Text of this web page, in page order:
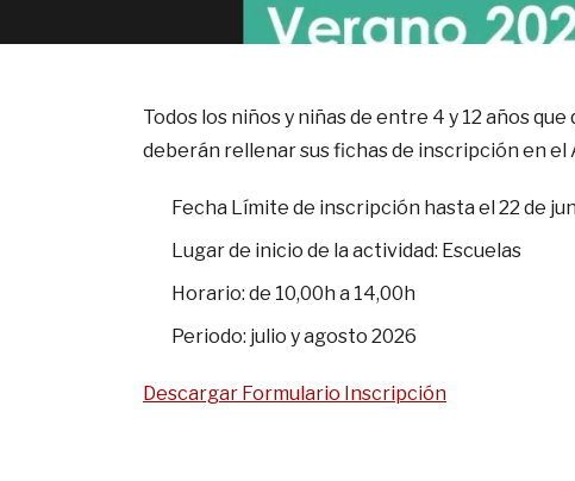
Todos los niños y niñas de entre 4 y 12 años
deberán rellenar sus fichas de inscripción en
Fecha Límite de inscripción hasta el 22 de
Lugar de inicio de la actividad: Escuelas
Horario: de 10,00h a 14,00h
Periodo: julio y agosto 2026
Descargar Formulario Inscripción